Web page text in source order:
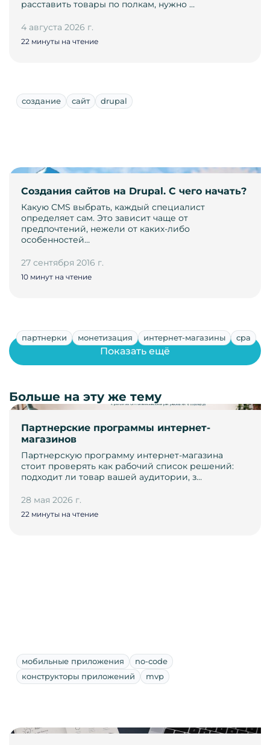
расставить товары по полкам, нужно …
4 августа 2026 г.
22 минуты на чтение
создание сайт drupal
Cоздания сайтов на Drupal. С чего начать?
Какую CMS выбрать, каждый специалист
определяет сам. Это зависит чаще от
предпочтений, нежели от каких-либо
особенностей…
27 сентября 2016 г.
10 минут на чтение
партнерки монетизация интернет-магазины cpa
Партнерские программы интернет-
магазинов
Партнерскую программу интернет-магазина
стоит проверять как рабочий список решений:
подходит ли товар вашей аудитории, з…
28 мая 2026 г.
22 минуты на чтение
Показать ещё
Больше на эту же тему
мобильные приложения
no-code
конструкторы приложений
mvp